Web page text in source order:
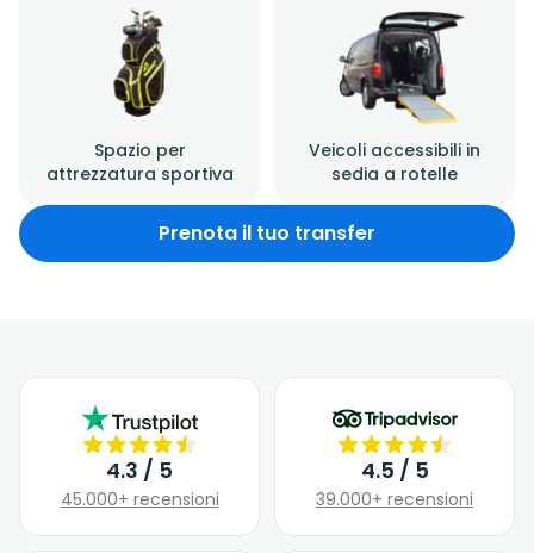
Spazio per
attrezzatura sportiva
Veicoli accessibili in
sedia a rotelle
Prenota il tuo transfer
4.3 / 5
45.000+ recensioni
4.5 / 5
39.000+ recensioni